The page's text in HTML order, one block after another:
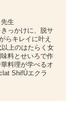
生
っかけに、脱サ
らキレイに叶え
上のはたらく女
料とせいろで作
料理が学べるオ
ShifÙエクラ